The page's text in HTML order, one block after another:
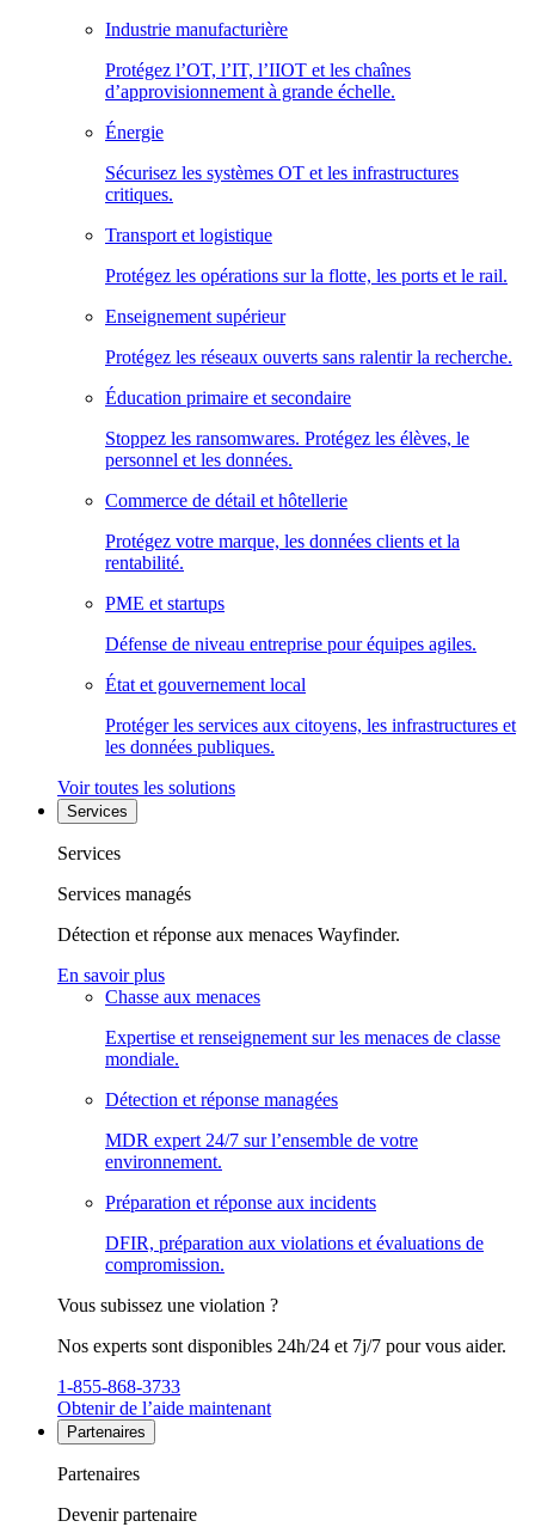
Industrie manufacturière
Protégez l’OT, l’IT, l’IIOT et les chaînes
d’approvisionnement à grande échelle.
Énergie
Sécurisez les systèmes OT et les infrastructures
critiques.
Transport et logistique
Protégez les opérations sur la flotte, les ports et le rail.
Enseignement supérieur
Protégez les réseaux ouverts sans ralentir la recherche.
Éducation primaire et secondaire
Stoppez les ransomwares. Protégez les élèves, le
personnel et les données.
Commerce de détail et hôtellerie
Protégez votre marque, les données clients et la
rentabilité.
PME et startups
Défense de niveau entreprise pour équipes agiles.
État et gouvernement local
Protéger les services aux citoyens, les infrastructures et
les données publiques.
Voir toutes les solutions
Services
Services
Services managés
Détection et réponse aux menaces Wayfinder.
En savoir plus
Chasse aux menaces
Expertise et renseignement sur les menaces de classe
mondiale.
Détection et réponse managées
MDR expert 24/7 sur l’ensemble de votre
environnement.
Préparation et réponse aux incidents
DFIR, préparation aux violations et évaluations de
compromission.
Vous subissez une violation ?
Nos experts sont disponibles 24h/24 et 7j/7 pour vous aider.
1-855-868-3733
Obtenir de l’aide maintenant
Partenaires
Partenaires
Devenir partenaire